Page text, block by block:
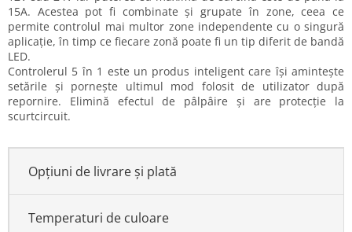
15A. Acestea pot fi combinate și grupate în zone, ceea ce
permite controlul mai multor zone independente cu o singură
aplicație, în timp ce fiecare zonă poate fi un tip diferit de bandă
LED.
Controlerul 5 în 1 este un produs inteligent care își amintește
setările și pornește ultimul mod folosit de utilizator după
repornire. Elimină efectul de pâlpâire și are protecție la
scurtcircuit.
Opțiuni de livrare și plată
Temperaturi de culoare